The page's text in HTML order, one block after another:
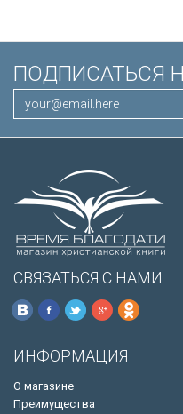
ПОДПИСАТЬСЯ
СВЯЗАТЬСЯ С НАМИ
ИНФОРМАЦИЯ
О магазине
Преимущества